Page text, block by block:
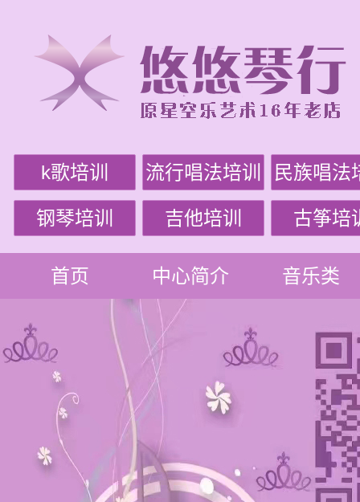
k歌培训 流行唱法培训 民族唱法
钢琴培训 吉他培训 古筝培
首页 中心简介 音乐类